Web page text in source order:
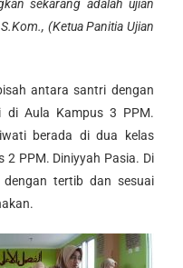
sekarang adalah ujian
(Ketua Panitia Ujian
antara santri dengan
di Aula Kampus 3 PPM.
berada di dua kelas
2 PPM. Diniyyah Pasia. Di
tertib dan sesuai